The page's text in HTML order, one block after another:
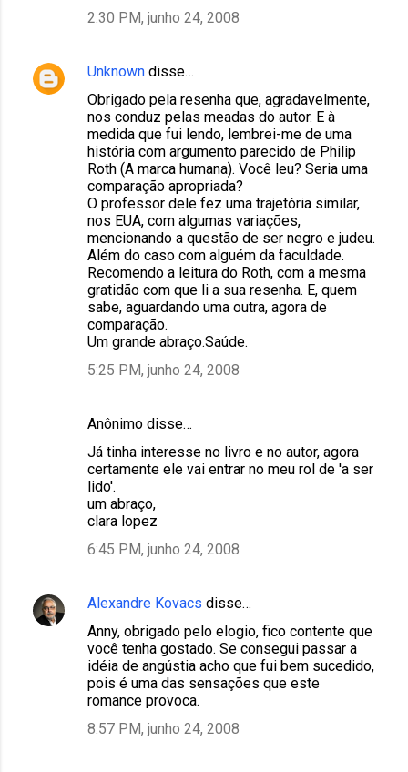
2:30 PM, junho 24, 2008
Unknown disse…
Obrigado pela resenha que, agradavelmente,
nos conduz pelas meadas do autor. E à
medida que fui lendo, lembrei-me de uma
história com argumento parecido de Philip
Roth (A marca humana). Você leu? Seria uma
comparação apropriada?
O professor dele fez uma trajetória similar,
nos EUA, com algumas variações,
mencionando a questão de ser negro e judeu.
Além do caso com alguém da faculdade.
Recomendo a leitura do Roth, com a mesma
gratidão com que li a sua resenha. E, quem
sabe, aguardando uma outra, agora de
comparação.
Um grande abraço.Saúde.
5:25 PM, junho 24, 2008
Anônimo disse…
Já tinha interesse no livro e no autor, agora
certamente ele vai entrar no meu rol de 'a ser
lido'.
um abraço,
clara lopez
6:45 PM, junho 24, 2008
Alexandre Kovacs disse…
Anny, obrigado pelo elogio, fico contente que
você tenha gostado. Se consegui passar a
idéia de angústia acho que fui bem sucedido,
pois é uma das sensações que este
romance provoca.
8:57 PM, junho 24, 2008